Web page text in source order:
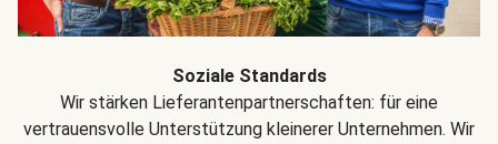
Soziale Standards
Wir stärken Lieferantenpartnerschaften: für eine
vertrauensvolle Unterstützung kleinerer Unternehmen. Wir